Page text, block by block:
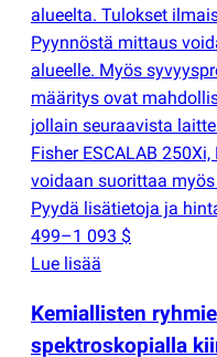
alueelta. Tulokset
Pyynnöstä mittaus
alueelle. Myös
määritys ovat
jollain seuraavista
Fisher ESCALAB
voidaan suorittaa
Pyydä lisätietoja ja
499–1 093 $
Lue lisää
Kemiallisten
spektroskopialla